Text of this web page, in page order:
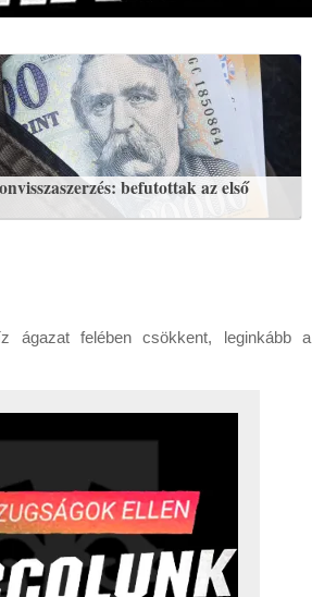
befutottak az első
ágazat felében csökkent, leginkább a